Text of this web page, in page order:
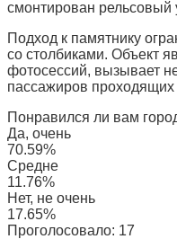
смонтирован рельсовый
Подход к памятнику
со столбиками. Объект
фотосессий, вызывает
пассажиров проходящих
Понравился ли вам
Да, очень
70.59%
Средне
11.76%
Нет, не очень
17.65%
Проголосовало: 17